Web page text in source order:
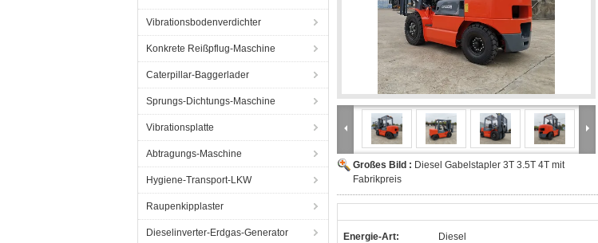
Vibrationsbodenverdichter
Konkrete Reißpflug-Maschine
Caterpillar-Baggerlader
Sprungs-Dichtungs-Maschine
Vibrationsplatte
Abtragungs-Maschine
Hygiene-Transport-LKW
Raupenkipplaster
Dieselinverter-Erdgas-Generator
Großes Bild : Diesel Gabelstapler 3T 3.5T 4T mit
Fabrikpreis
Energie-Art: Diesel